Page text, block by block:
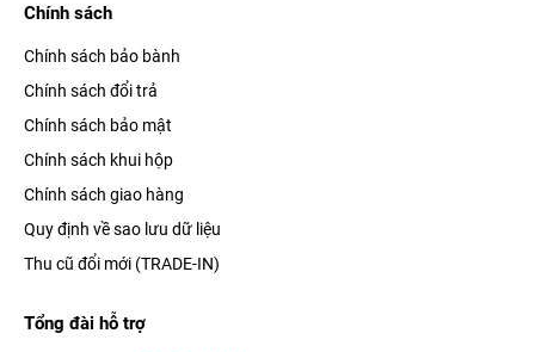
Chính sách
Chính sách bảo bành
Chính sách đổi trả
Chính sách bảo mật
Chính sách khui hộp
Chính sách giao hàng
Quy định về sao lưu dữ liệu
Thu cũ đổi mới (TRADE-IN)
Tổng đài hỗ trợ